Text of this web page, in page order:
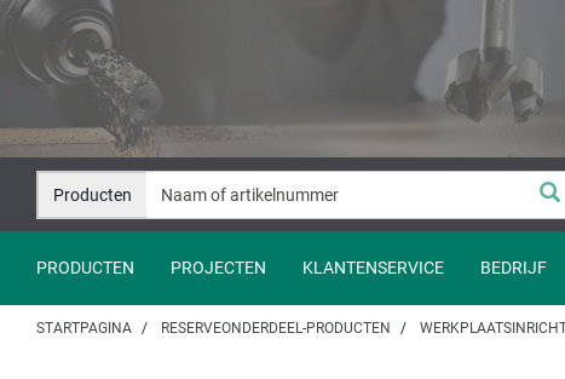
Naar
springen
Naar
navigatie
springen
Producten
PRODUCTEN PROJECTEN KLANTENSERVICE BEDRIJF
STARTPAGINA RESERVEONDERDEEL-PRODUCTEN